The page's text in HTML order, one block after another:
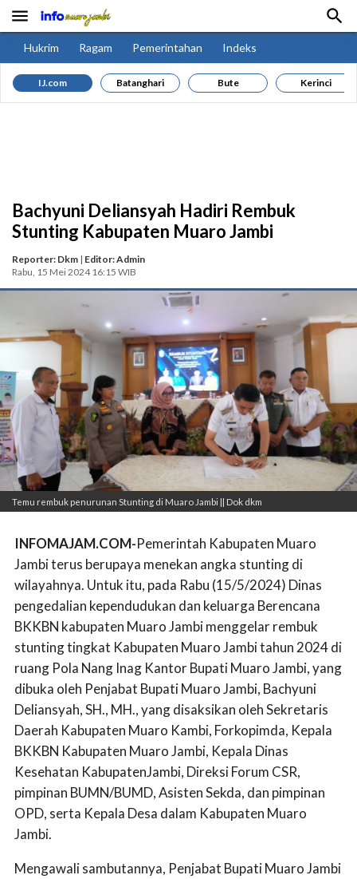
 
Hukrim Ragam Pemerintahan Indeks
IJ.com Batanghari Bute Kerinci
Bachyuni Deliansyah Hadiri Rembuk
Stunting Kabupaten Muaro Jambi
Reporter: Dkm | Editor: Admin
Rabu, 15 Mei 2024 16:15 WIB
Temu rembuk penurunan Stunting di Muaro Jambi || Dok dkm
INFOMAJAM.COM-Pemerintah Kabupaten Muaro
Jambi terus berupaya menekan angka stunting di
wilayahnya. Untuk itu, pada Rabu (15/5/2024) Dinas
pengedalian kependudukan dan keluarga Berencana
BKKBN kabupaten Muaro Jambi menggelar rembuk
stunting tingkat Kabupaten Muaro Jambi tahun 2024 di
ruang Pola Nang Inag Kantor Bupati Muaro Jambi, yang
dibuka oleh Penjabat Bupati Muaro Jambi, Bachyuni
Deliansyah, SH., MH., yang disaksikan oleh Sekretaris
Daerah Kabupaten Muaro Kambi, Forkopimda, Kepala
BKKBN Kabupaten Muaro Jambi, Kepala Dinas
Kesehatan KabupatenJambi, Direksi Forum CSR,
pimpinan BUMN/BUMD, Asisten Sekda, dan pimpinan
OPD, serta Kepala Desa dalam Kabupaten Muaro
Jambi.
Mengawali sambutannya, Penjabat Bupati Muaro Jambi